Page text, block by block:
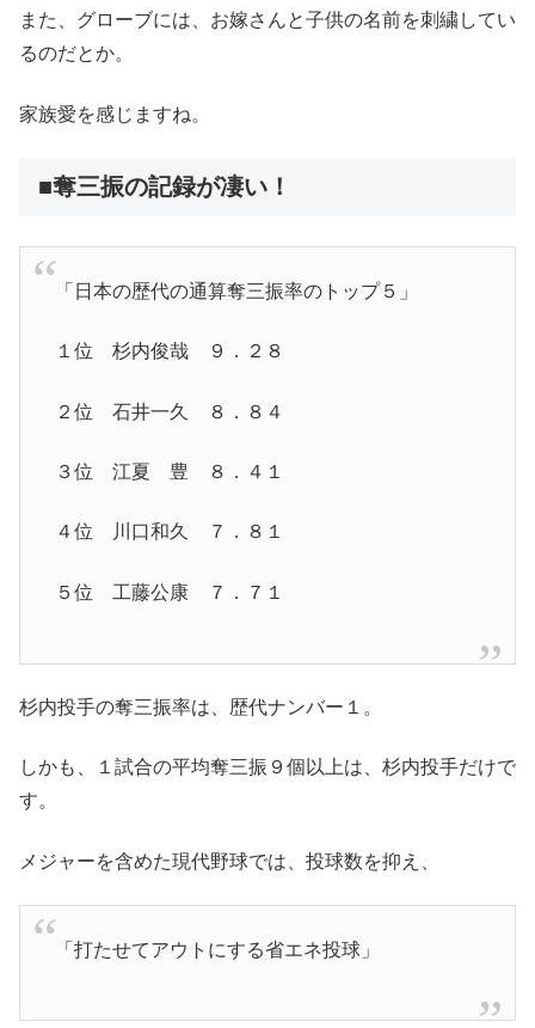
また、グローブには、お嫁さんと子供の名前を刺繍してい
るのだとか。
家族愛を感じますね。
■奪三振の記録が凄い！
「日本の歴代の通算奪三振率のトップ５」
１位 杉内俊哉 ９．２８
２位 石井一久 ８．８４
３位 江夏 豊 ８．４１
４位 川口和久 ７．８１
５位 工藤公康 ７．７１
杉内投手の奪三振率は、歴代ナンバー１。
しかも、１試合の平均奪三振９個以上は、杉内投手だけで
す。
メジャーを含めた現代野球では、投球数を抑え、
「打たせてアウトにする省エネ投球」